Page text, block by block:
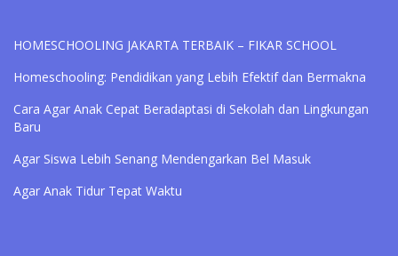
HOMESCHOOLING JAKARTA TERBAIK – FIKAR SCHOOL
Homeschooling: Pendidikan yang Lebih Efektif dan Bermakna
Cara Agar Anak Cepat Beradaptasi di Sekolah dan Lingkungan
Baru
Agar Siswa Lebih Senang Mendengarkan Bel Masuk
Agar Anak Tidur Tepat Waktu